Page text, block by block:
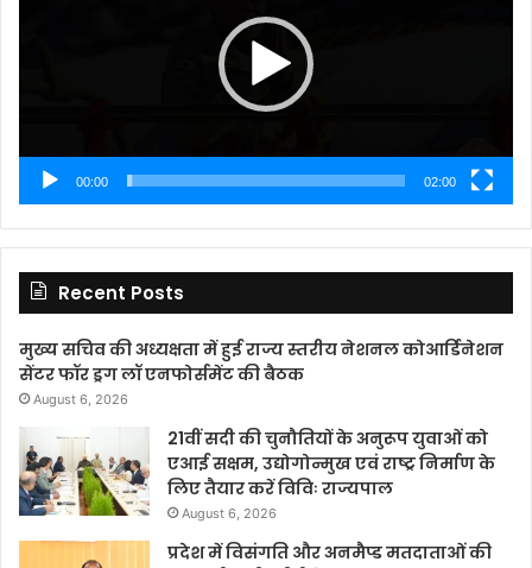
00:00 02:00
Recent Posts
मुख्य सचिव की अध्यक्षता में हुई राज्य स्तरीय नेशनल कोआर्डिनेशन
सेंटर फॉर ड्रग लॉ एनफोर्समेंट की बैठक
August 6, 2026
21वीं सदी की चुनौतियों के अनुरूप युवाओं को
एआई सक्षम, उद्योगोन्मुख एवं राष्ट्र निर्माण के
लिए तैयार करें विविः राज्यपाल
August 6, 2026
प्रदेश में विसंगति और अनमैप्ड मतदाताओं की